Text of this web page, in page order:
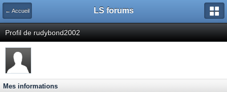
← Accueil LS forums
Profil de rudybond2002
Mes informations